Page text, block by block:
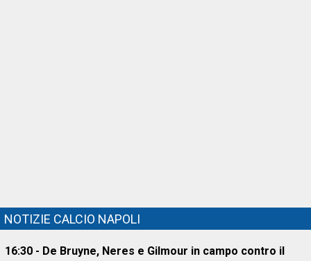
NOTIZIE CALCIO NAPOLI
16:30 - De Bruyne, Neres e Gilmour in campo contro il